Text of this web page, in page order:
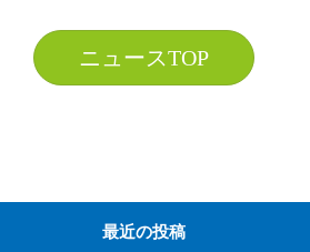
ニュースTOP
最近の投稿